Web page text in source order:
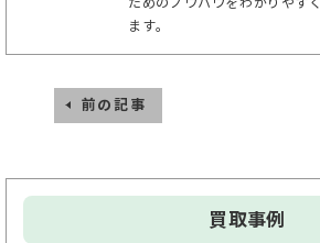
ます。
前の記事
買取事例